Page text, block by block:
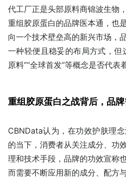
代工厂正是头部原料商锦波生物
重组胶原蛋白的品牌医本通，也
向一个技术壁垒高的新兴市场，
一种轻便且稳妥的布局方式，但
原料”“全球首发”等概念是否代表
重组胶原蛋白之战背后，品
CBNData认为，在功效护肤理
的当下，消费者从关注成分、功
理和技术手段，品牌的功效宣称
而需要不断应用新的成分、配方